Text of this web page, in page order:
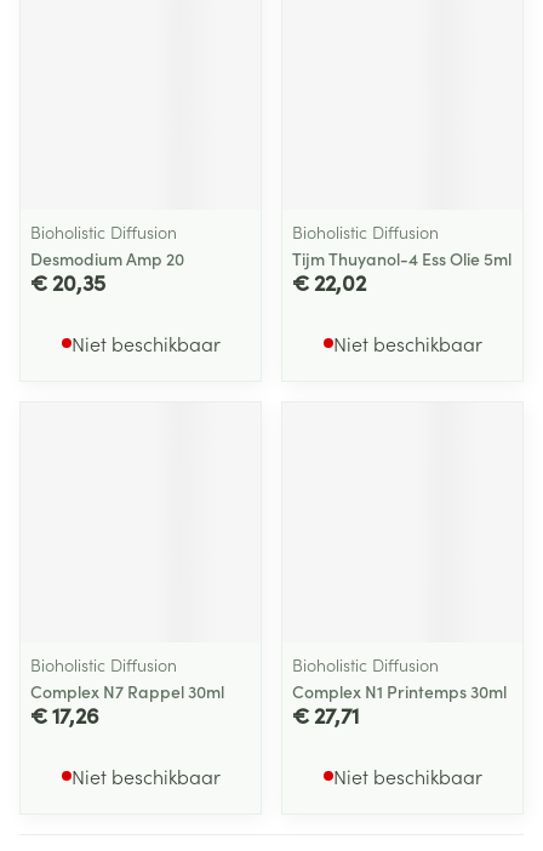
Bioholistic Diffusion
Desmodium Amp 20
€ 20,35
Niet beschikbaar
Bioholistic Diffusion
Tijm Thuyanol-4 Ess Olie 5ml
€ 22,02
Niet beschikbaar
Bioholistic Diffusion
Complex N7 Rappel 30ml
€ 17,26
Niet beschikbaar
Bioholistic Diffusion
Complex N1 Printemps 30ml
€ 27,71
Niet beschikbaar